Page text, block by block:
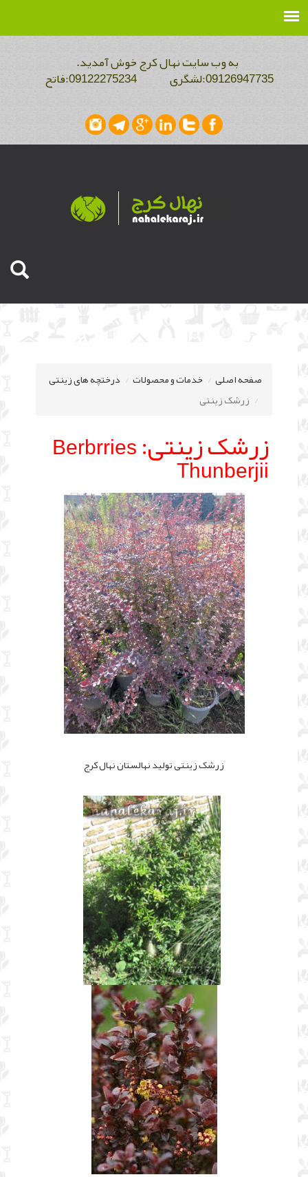
به وب سایت نهال کرج خوش آمدید.
صفحه اصلی خدمات و محصولات
درختچه های زینتی
زرشک زینتی
زرشک زینتی:Berbrries
Thunberjii
زرشک زینتی تولید نهالستان نهال کرج